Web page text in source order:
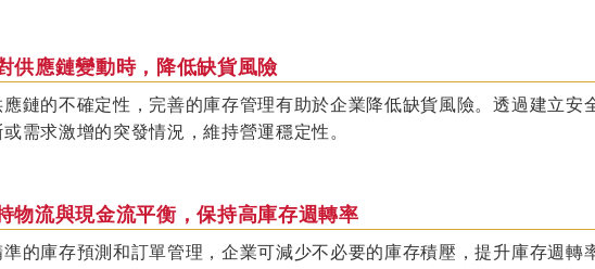
供應鏈變動時，降低缺貨風險
應鏈的不確定性，完善的庫存管理有助於企業降低缺貨風險。透過建立安
需求激增的突發情況，維持營運穩定性。
物流與現金流平衡，保持高庫存週轉率
準的庫存預測和訂單管理，企業可減少不必要的庫存積壓，提升庫存週轉